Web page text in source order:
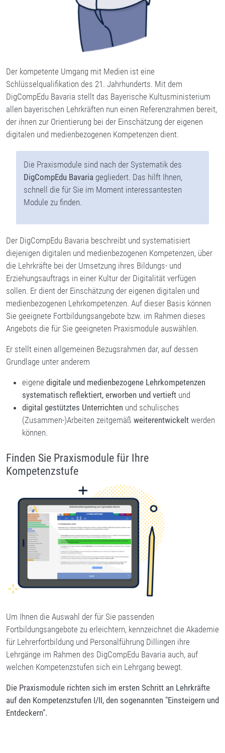
Der kompetente Umgang mit Medien ist eine
Schlüsselqualifikation des 21. Jahrhunderts. Mit dem
DigCompEdu Bavaria stellt das Bayerische Kultusministerium
allen bayerischen Lehrkräften nun einen Referenzrahmen bereit,
der ihnen zur Orientierung bei der Einschätzung der eigenen
digitalen und medienbezogenen Kompetenzen dient.
Die Praxismodule sind nach der Systematik des
DigCompEdu Bavaria gegliedert. Das hilft Ihnen,
schnell die für Sie im Moment interessantesten
Module zu finden.
Der DigCompEdu Bavaria beschreibt und systematisiert
diejenigen digitalen und medienbezogenen Kompetenzen, über
die Lehrkräfte bei der Umsetzung ihres Bildungs- und
Erziehungsauftrags in einer Kultur der Digitalität verfügen
sollen. Er dient der Einschätzung der eigenen digitalen und
medienbezogenen Lehrkompetenzen. Auf dieser Basis können
Sie geeignete Fortbildungsangebote bzw. im Rahmen dieses
Angebots die für Sie geeigneten Praxismodule auswählen.
Er stellt einen allgemeinen Bezugsrahmen dar, auf dessen
Grundlage unter anderem
eigene digitale und medienbezogene Lehrkompetenzen
systematisch reflektiert, erworben und vertieft und
digital gestütztes Unterrichten und schulisches
(Zusammen-)Arbeiten zeitgemäß weiterentwickelt werden
können.
Finden Sie Praxismodule für Ihre
Kompetenzstufe
Um Ihnen die Auswahl der für Sie passenden
Fortbildungsangebote zu erleichtern, kennzeichnet die Akademie
für Lehrerfortbildung und Personalführung Dillingen ihre
Lehrgänge im Rahmen des DigCompEdu Bavaria auch, auf
welchen Kompetenzstufen sich ein Lehrgang bewegt.
Die Praxismodule richten sich im ersten Schritt an Lehrkräfte
auf den Kompetenzstufen I/II, den sogenannten "Einsteigern und
Entdeckern".